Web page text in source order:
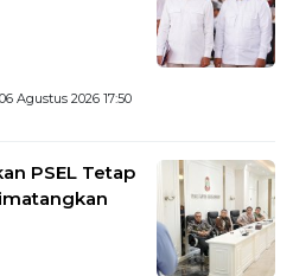
Agustus 2026 17:50
PSEL Tetap